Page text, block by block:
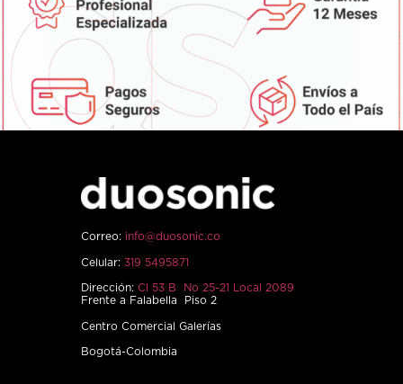
Correo: info@duosonic.co
Celular: 319 5495871
Dirección: Cl 53 B No 25-21 Local 2089
Frente a Falabella Piso 2
Centro Comercial Galerías
Bogotá-Colombia